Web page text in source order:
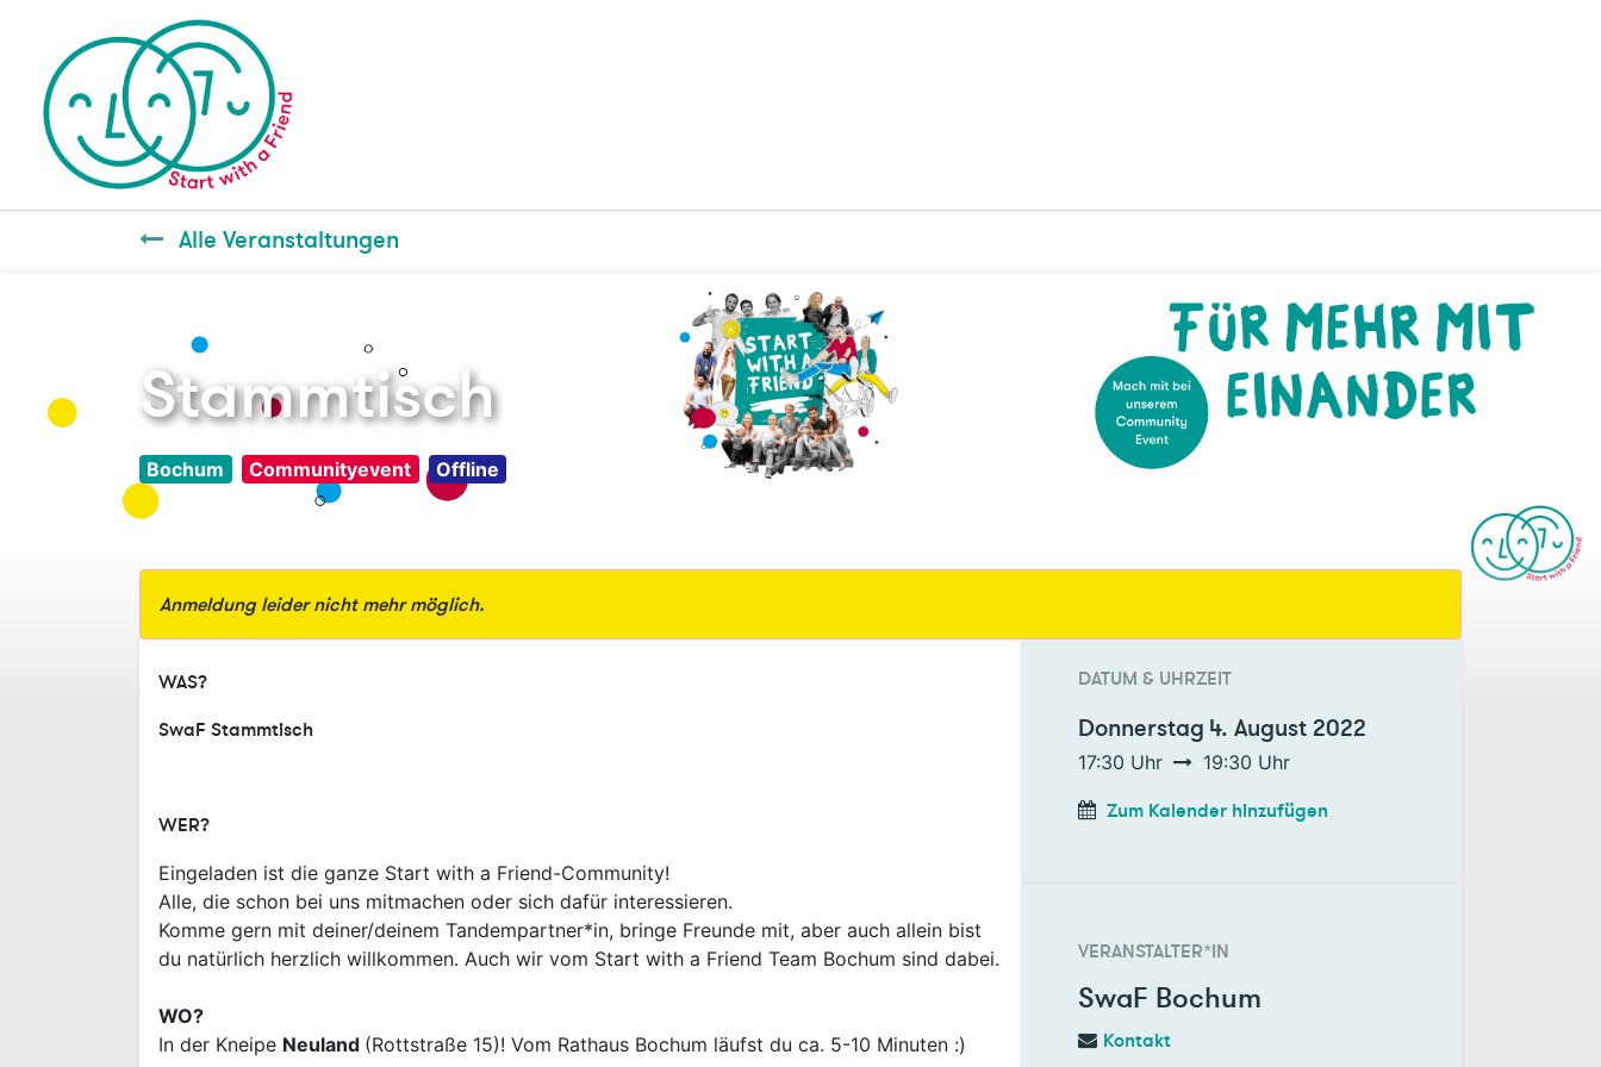
Alle Veranstaltungen
Stammtisch
Bochum Communityevent Offline
Anmeldung leider nicht mehr möglich.
WAS?
SwaF Stammtisch
WER?
Eingeladen ist die ganze Start with a Friend-Community!
Alle, die schon bei uns mitmachen oder sich dafür interessieren.
Komme gern mit deiner/deinem Tandempartner*in, bringe Freunde mit, aber auch allein bist
du natürlich herzlich willkommen. Auch wir vom Start with a Friend Team Bochum sind dabei.
WO?
In der Kneipe Neuland (Rottstraße 15)! Vom Rathaus Bochum läufst du ca. 5-10 Minuten :)
DATUM & UHRZEIT
Donnerstag 4. August 2022
17:30 Uhr 19:30 Uhr
Zum Kalender hinzufügen
VERANSTALTER*IN
SwaF Bochum
Kontakt